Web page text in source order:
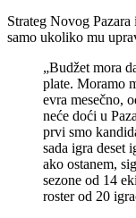
Strateg Novog
samo ukoliko mu
„Budžet mora
plate. Moramo
evra mesečno,
neće doći u
prvi smo
sada igra deset
ako ostanem,
sezone od 14
roster od 20